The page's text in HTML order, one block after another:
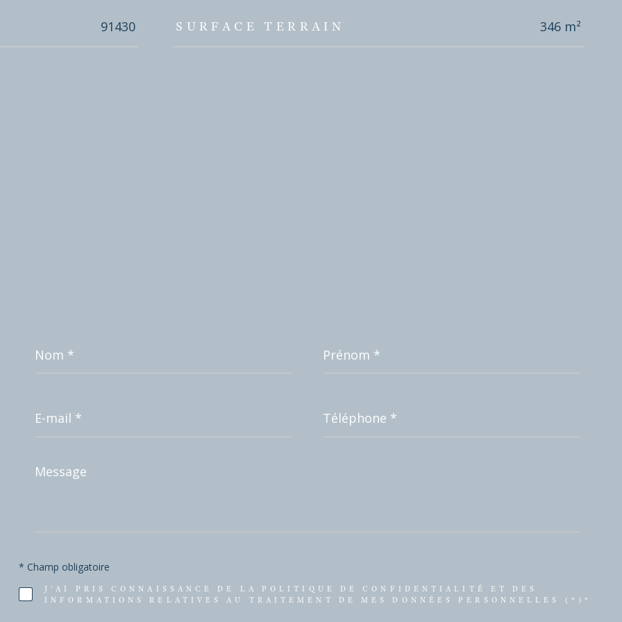
91430 SURFACE TERRAIN 346 m²
* *
mail
*
*
Message
*
J'AI PRIS CONNAISSANCE DE LA POLITIQUE DE CONFIDENTIALITÉ ET DES
INFORMATIONS RELATIVES AU TRAITEMENT DE MES DONNÉES PERSONNELLES (*)*
* Champ obligatoire